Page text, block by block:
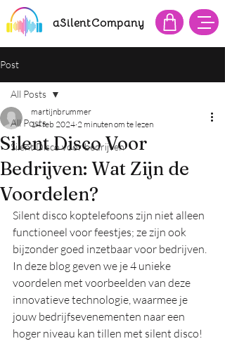
aSilentCompany
Post
All Posts
Silent Disco voor bedrijven
All Posts
Silent Disco Voor
Bedrijven: Wat Zijn de
Voordelen?
martijnbrummer
14 feb 2024 2 minuten om te lezen
Silent disco koptelefoons zijn niet alleen
functioneel voor feestjes; ze zijn ook
bijzonder goed inzetbaar voor bedrijven.
In deze blog geven we je 4 unieke
voordelen met voorbeelden van deze
innovatieve technologie, waarmee je
jouw bedrijfsevenementen naar een
hoger niveau kan tillen met silent disco!